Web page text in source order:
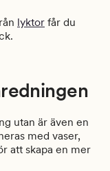
lyktor får du
utan är även en
med vaser,
att skapa en mer